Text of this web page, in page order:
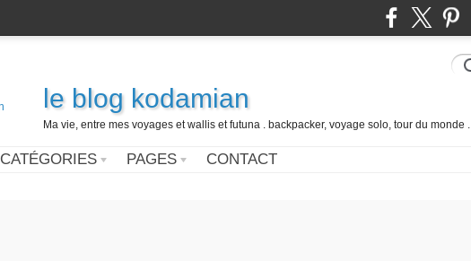
le blog kodamian
Ma vie, entre mes voyages et wallis et futuna . backpacker, voyage solo, tour du monde .
CATÉGORIES PAGES CONTACT